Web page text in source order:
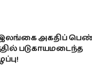
அகதிப்
படுகாயமடைந்த